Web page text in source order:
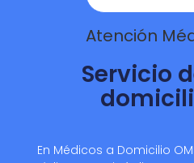
Atención
Servicio
En Médicos a Domicilio